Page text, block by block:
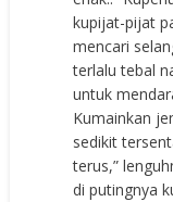
kupijat-pijat
mencari
terlalu tebal
untuk
Kumainkan
sedikit
terus,”
di putingnya